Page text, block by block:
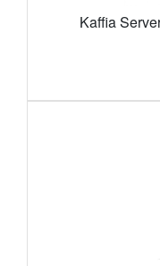
Kaffia